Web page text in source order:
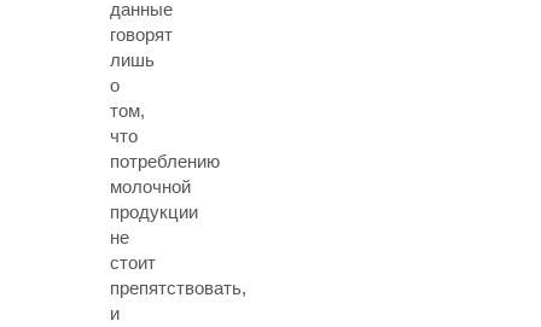
данные
говорят
лишь
о
том,
что
потреблению
молочной
продукции
не
стоит
препятствовать,
и